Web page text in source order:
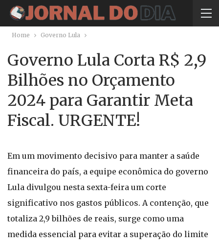
Home Governo Lula
Governo Lula Corta R$ 2,9
Bilhões no Orçamento
2024 para Garantir Meta
Fiscal. URGENTE!
Em um movimento decisivo para manter a saúde
financeira do país, a equipe econômica do governo
Lula divulgou nesta sexta-feira um corte
significativo nos gastos públicos. A contenção, que
totaliza 2,9 bilhões de reais, surge como uma
medida essencial para evitar a superação do limite